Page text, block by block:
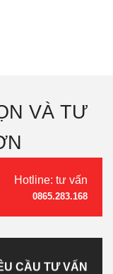
VÀ TƯ
Hotline: tư vấn
0865.283.168
CẦU TƯ VẤN